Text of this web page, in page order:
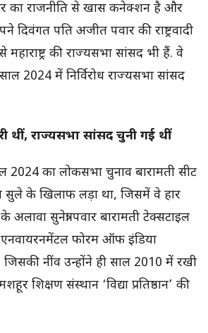
का राजनीति से खास कनेक्शन है और
दिवंगत पति अजीत पवार की राष्ट्रवादी
महाराष्ट्र की राज्यसभा सांसद भी हैं. वे
2024 में निर्विरोध राज्यसभा सांसद
थीं, राज्यसभा सांसद चुनी गई थीं
2024 का लोकसभा चुनाव बारामती सीट
सुले के खिलाफ लड़ा था, जिसमें वे हार
अलावा सुनेत्रा पवार बारामती टेक्सटाइल
फोरम ऑफ इंडिया
नींव उन्होंने ही साल 2010 में रखी
शिक्षण संस्थान ‘विद्या प्रतिष्ठान’ की